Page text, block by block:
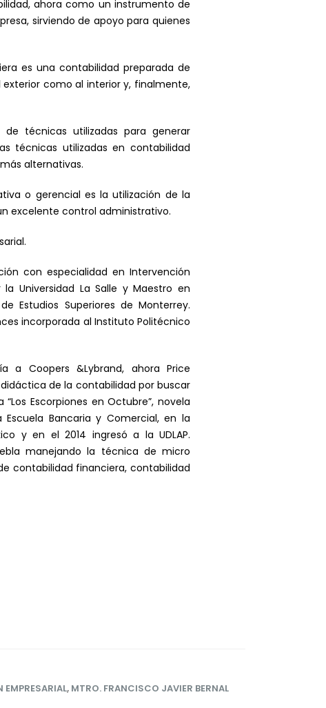
ahora como un instrumento de
sirviendo de apoyo para quienes
es una contabilidad preparada de
como al interior y, finalmente,
técnicas utilizadas para generar
técnicas utilizadas en contabilidad
alternativas.
o gerencial es la utilización de la
excelente control administrativo.
con especialidad en Intervención
Universidad La Salle y Maestro en
Estudios Superiores de Monterrey.
incorporada al Instituto Politécnico
a Coopers &Lybrand, ahora Price
de la contabilidad por buscar
Escorpiones en Octubre”, novela
Bancaria y Comercial, en la
y en el 2014 ingresó a la UDLAP.
manejando la técnica de micro
contabilidad financiera, contabilidad
EMPRESARIAL, MTRO. FRANCISCO JAVIER BERNAL